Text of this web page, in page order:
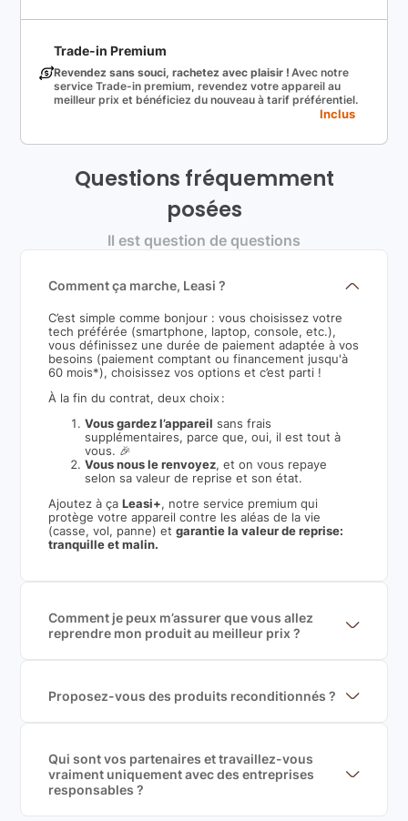
Trade-in Premium
Revendez sans souci, rachetez avec plaisir ! Avec notre
service Trade-in premium, revendez votre appareil au
meilleur prix et bénéficiez du nouveau à tarif préférentiel.
Inclus
Questions fréquemment
posées
Il est question de questions
Comment ça marche, Leasi ?
C’est simple comme bonjour : vous choisissez votre
tech préférée (smartphone, laptop, console, etc.),
vous définissez une durée de paiement adaptée à vos
besoins (paiement comptant ou financement jusqu'à
60 mois*), choisissez vos options et c’est parti !
À la fin du contrat, deux choix :
Vous gardez l’appareil sans frais
supplémentaires, parce que, oui, il est tout à
vous. 🎉
Vous nous le renvoyez, et on vous repaye
selon sa valeur de reprise et son état.
Ajoutez à çaLeasi+, notre service premium qui
protège votre appareil contre les aléas de la vie
(casse, vol, panne) etgarantie la valeur de reprise:
tranquille et malin.
Comment je peux m’assurer que vous allez
reprendre mon produit au meilleur prix ?
garantir le meilleur prix de rachat. De plus, nous
sommes rémunéré à la commission sur la valeur de
Proposez-vous des produits reconditionnés ?
produits officiels de grandes marques et du
reconditionné de haute qualité
Qui sont vos partenaires et travaillez-vous
vraiment uniquement avec des entreprises
responsables ?